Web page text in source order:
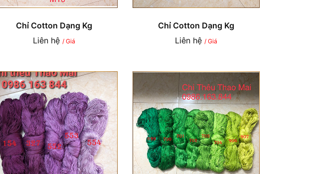
Chỉ Cotton Dạng Kg
Liên hệ / Giá
Chỉ Cotton Dạng Kg
Liên hệ / Giá